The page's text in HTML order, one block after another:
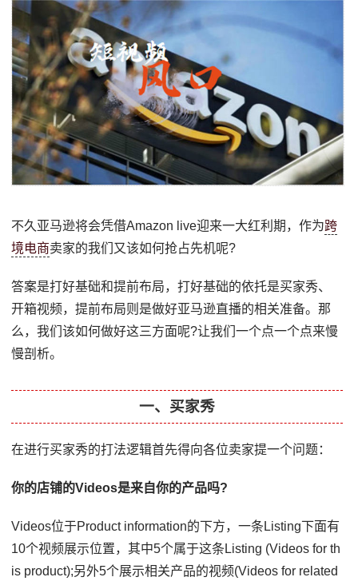
不久亚马逊将会凭借Amazon live迎来一大红利期，作为跨
境电商卖家的我们又该如何抢占先机呢?
答案是打好基础和提前布局，打好基础的依托是买家秀、
开箱视频，提前布局则是做好亚马逊直播的相关准备。那
么，我们该如何做好这三方面呢?让我们一个点一个点来慢
慢剖析。
一、买家秀
在进行买家秀的打法逻辑首先得向各位卖家提一个问题：
你的店铺的Videos是来自你的产品吗?
Videos位于Product information的下方，一条Listing下面有
10个视频展示位置，其中5个属于这条Listing (Videos for th
is product);另外5个展示相关产品的视频(Videos for related